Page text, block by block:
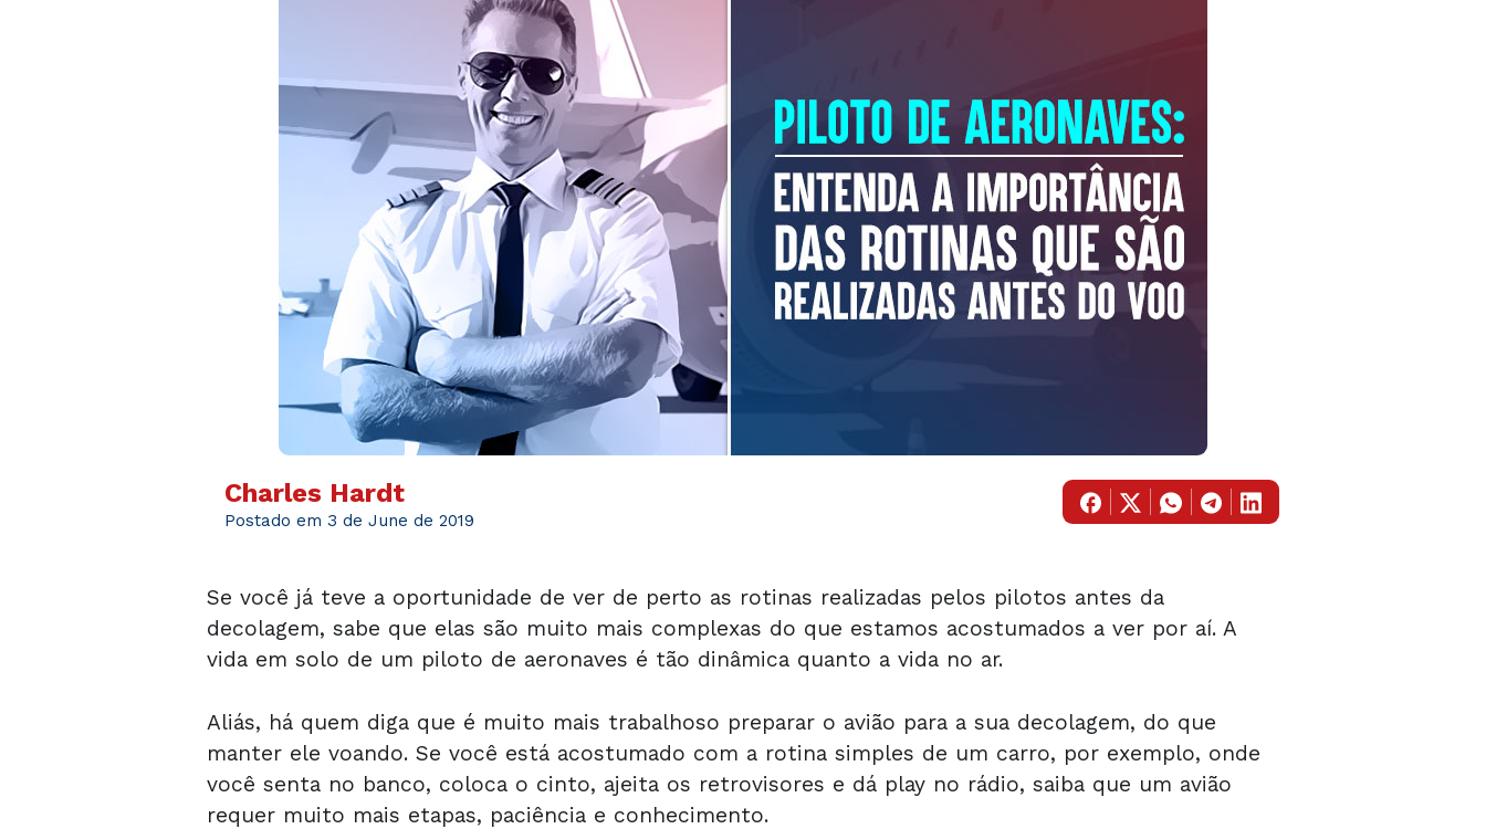
Charles Hardt
Postado em 3 de June de 2019
Se você já teve a oportunidade de ver de perto as rotinas realizadas pelos pilotos antes da
decolagem, sabe que elas são muito mais complexas do que estamos acostumados a ver por aí. A
vida em solo de um piloto de aeronaves é tão dinâmica quanto a vida no ar.
Aliás, há quem diga que é muito mais trabalhoso preparar o avião para a sua decolagem, do que
manter ele voando. Se você está acostumado com a rotina simples de um carro, por exemplo, onde
você senta no banco, coloca o cinto, ajeita os retrovisores e dá play no rádio, saiba que um avião
requer muito mais etapas, paciência e conhecimento.